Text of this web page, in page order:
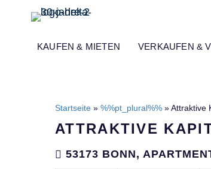
KAUFEN & MIETEN VERKAUFEN &
Startseite » %%pt_plural%% »Attraktive
ATTRAKTIVE
53173 BONN,